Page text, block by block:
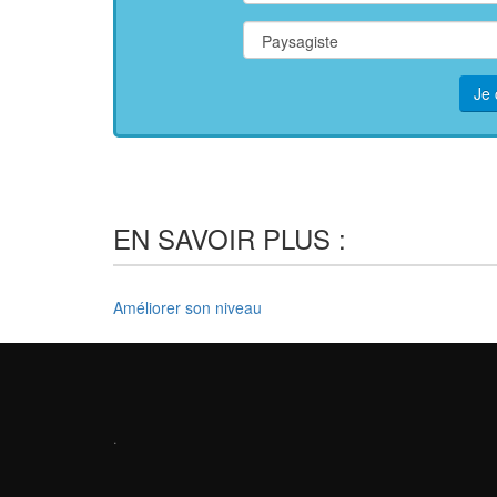
Je
EN SAVOIR PLUS :
Améliorer son niveau
.